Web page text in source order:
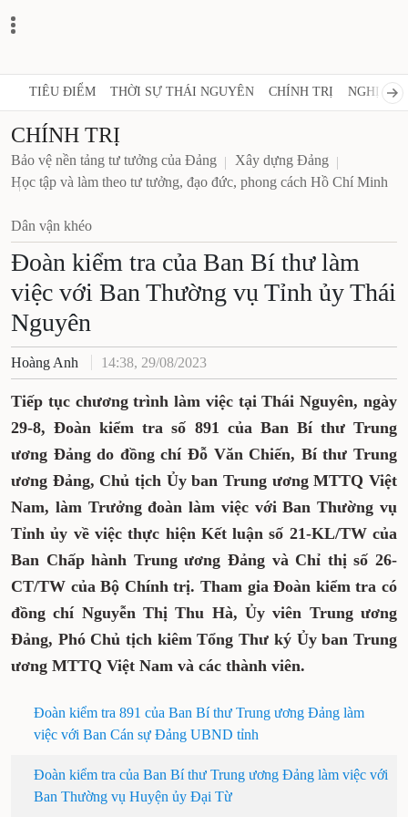
TIÊU ĐIỂM THỜI SỰ THÁI NGUYÊN CHÍNH TRỊ NGHỊ
CHÍNH TRỊ
Bảo vệ nền tảng tư tưởng của Đảng
Xây dựng Đảng
Hồ Chí Minh
Dân vận khéo
Đoàn kiểm tra của Ban Bí thư
làm việc với Ban Thường vụ
Tỉnh ủy Thái Nguyên
Hoàng Anh 14:38, 29/08/2023
Tiếp tục chương trình làm việc tại Thái
Nguyên, ngày 29-8, Đoàn kiểm tra số 891 của
Ban Bí thư Trung ương Đảng do đồng chí Đỗ
Văn Chiến, Bí thư Trung ương Đảng, Chủ
tịch Ủy ban Trung ương MTTQ Việt Nam,
làm Trưởng đoàn làm việc với Ban Thường
vụ Tỉnh ủy về việc thực hiện Kết luận số 21-
KL/TW của Ban Chấp hành Trung ương
Đảng và Chỉ thị số 26-CT/TW của Bộ Chính
trị. Tham gia Đoàn kiểm tra có đồng chí
Đảng, Phó Chủ tịch kiêm Tổng Thư ký Ủy
ban Trung ương MTTQ Việt Nam và các
thành viên.